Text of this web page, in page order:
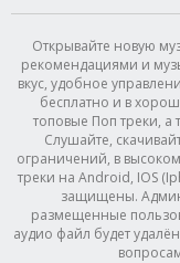
Открывайте новую
рекомендациями и
вкус, удобное
бесплатно и в
топовые Поп треки, а
Слушайте,
ограничений, в
треки на Android, IOS
защищены.
размещенные
аудио файл будет